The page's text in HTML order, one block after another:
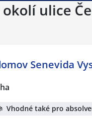
ulice
Senevida
Vhodné také pro